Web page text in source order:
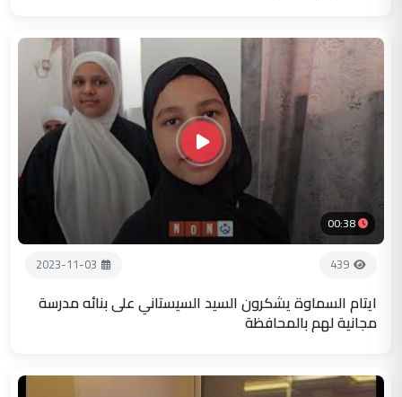
00:38
439
2023-11-03
ايتام السماوة يشكرون السيد السيستاني على بنائه مدرسة
مجانية لهم بالمحافظة